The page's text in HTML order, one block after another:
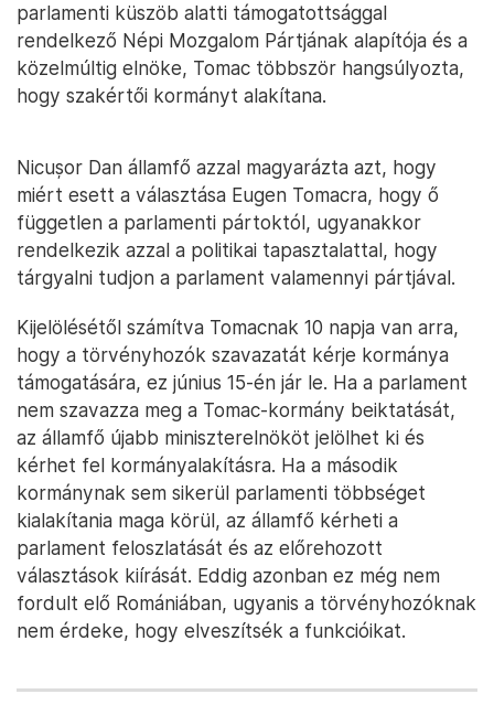
parlamenti küszöb alatti támogatottsággal
rendelkező Népi Mozgalom Pártjának alapítója és a
közelmúltig elnöke, Tomac többször hangsúlyozta,
hogy szakértői kormányt alakítana.
Nicușor Dan államfő azzal magyarázta azt, hogy
miért esett a választása Eugen Tomacra, hogy ő
független a parlamenti pártoktól, ugyanakkor
rendelkezik azzal a politikai tapasztalattal, hogy
tárgyalni tudjon a parlament valamennyi pártjával.
Kijelölésétől számítva Tomacnak 10 napja van arra,
hogy a törvényhozók szavazatát kérje kormánya
támogatására, ez június 15-én jár le. Ha a parlament
nem szavazza meg a Tomac-kormány beiktatását,
az államfő újabb miniszterelnököt jelölhet ki és
kérhet fel kormányalakításra. Ha a második
kormánynak sem sikerül parlamenti többséget
kialakítania maga körül, az államfő kérheti a
parlament feloszlatását és az előrehozott
választások kiírását. Eddig azonban ez még nem
fordult elő Romániában, ugyanis a törvényhozóknak
nem érdeke, hogy elveszítsék a funkcióikat.